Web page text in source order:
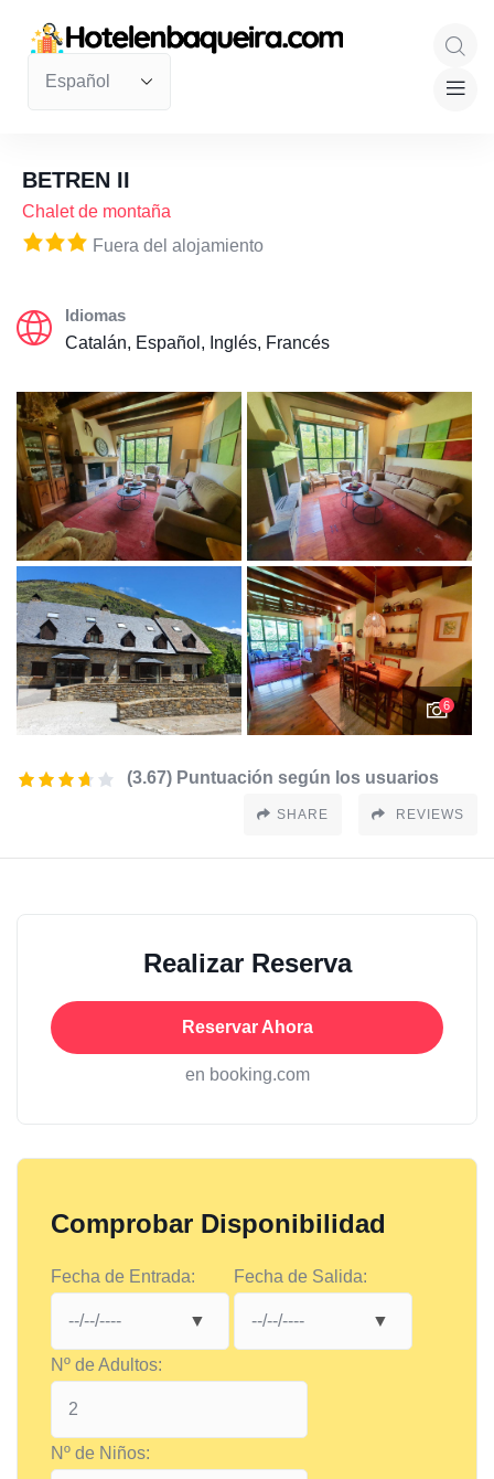
BETREN II
Chalet de montaña
Fuera del alojamiento
Idiomas
Catalán, Español, Inglés, Francés
6
(3.67) Puntuación según los usuarios
SHARE REVIEWS
Realizar Reserva
Reservar Ahora
en booking.com
Comprobar Disponibilidad
Fecha de Entrada: Fecha de Salida:
Nº de Adultos:
Nº de Niños: